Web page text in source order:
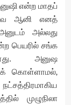
என்ற மாதப்
ஆனி எனத்
அனுடம் அல்லது
பெயரில் சங்க
அனுஷ
கொள்ளாமல்,
முழுநிலா